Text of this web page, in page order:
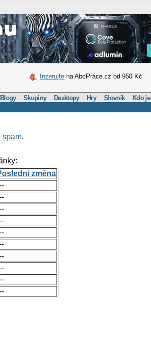
Inzerujte na AbcPráce.cz od 950 Kč
Blogy Skupiny Desktopy Hry Slovník Kdo je
spam.
změna